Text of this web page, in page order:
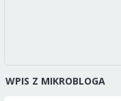
WPIS Z MIKROBLOGA